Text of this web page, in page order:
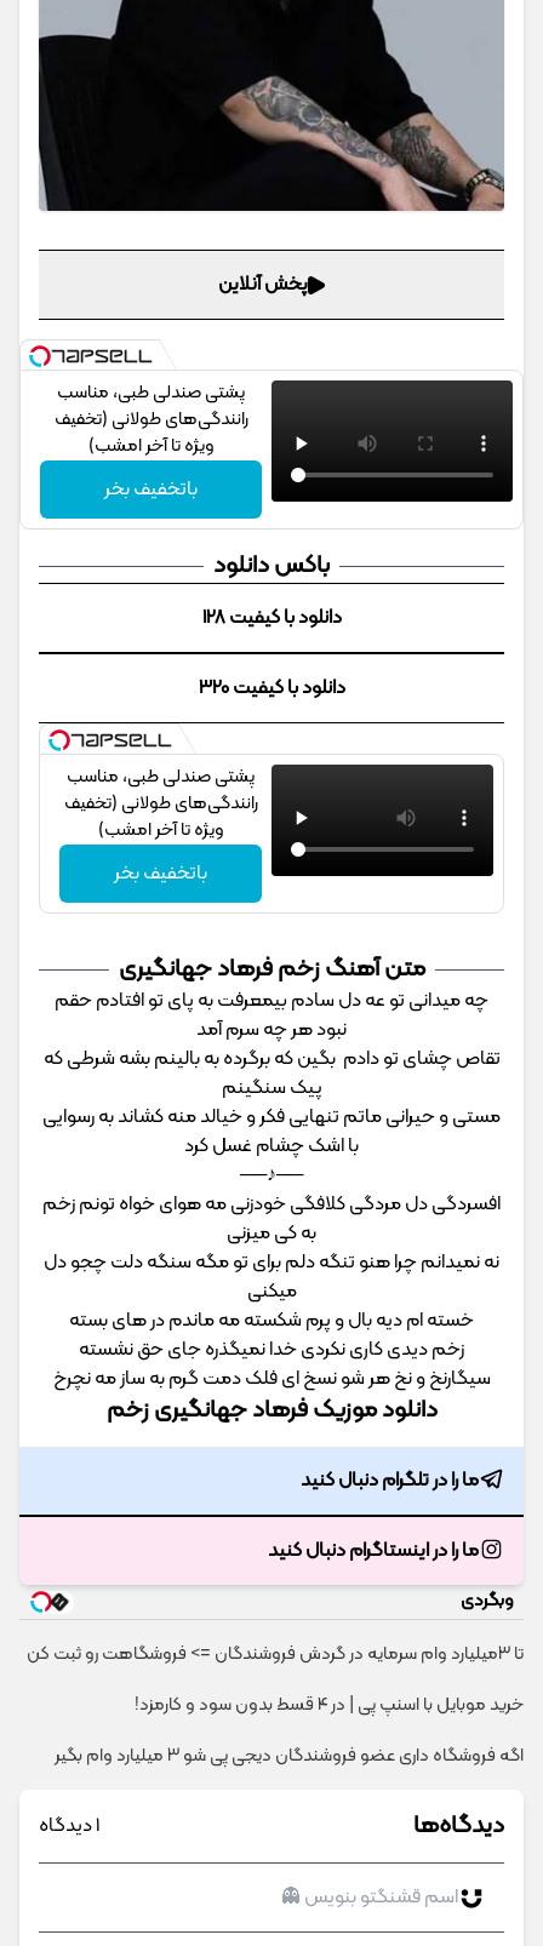
پخش آنلاین
پشتی صندلی طبی، مناسب
رانندگی‌های طولانی (تخفیف
ویژه تا آخر امشب)
باتخفیف بخر
باکس دانلود
دانلود با کیفیت 128
دانلود با کیفیت 320
پشتی صندلی طبی، مناسب
رانندگی‌های طولانی (تخفیف
ویژه تا آخر امشب)
باتخفیف بخر
متن آهنگ زخم فرهاد جهانگیری
چه میدانی تو عه دل سادم بیمعرفت به پای تو افتادم حقم
نبود هر چه سرم آمد
تقاص چشای تو دادم بگین که برگرده به بالینم بشه شرطی که
پیک سنگینم
مستی و حیرانی ماتم تنهایی فکر و خیالد منه کشاند به رسوایی
با اشک چشام غسل کرد
──♪──
افسردگی دل مردگی کلافگی خودزنی مه هوای خواه تونم زخم
به کی میزنی
نه نمیدانم چرا هنو تنگه دلم برای تو مگه سنگه دلت چجو دل
میکنی
خسته ام دیه بال و پرم شکسته مه ماندم در های بسته
زخم دیدی کاری نکردی خدا نمیگذره جای حق نشسته
سیگارنخ و نخ هر شو نسخ ای فلک دمت گرم به ساز مه نچرخ
دانلود موزیک فرهاد جهانگیری زخم
ما را در تلگرام دنبال کنید
ما را در اینستاگرام دنبال کنید
وبگردی
تا 3میلیارد وام سرمایه در گردش فروشندگان => فروشگاهت رو ثبت کن
خرید موبایل با اسنپ پی | در ۴ قسط بدون سود و کارمزد!
اگه فروشگاه داری عضو فروشندگان دیجی پی شو 3 میلیارد وام بگیر
دیدگاه‌ها 1 دیدگاه